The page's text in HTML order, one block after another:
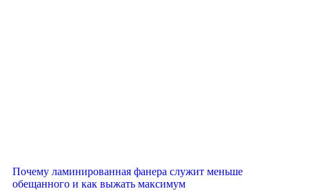
Почему ламинированная фанера служит меньше
обещанного и как выжать максимум